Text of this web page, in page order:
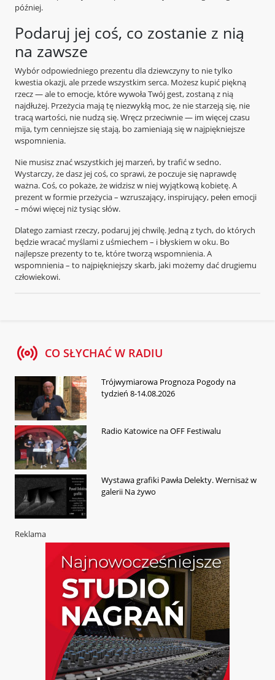
później.
Podaruj jej coś, co zostanie z nią
na zawsze
Wybór odpowiedniego prezentu dla dziewczyny to nie tylko
kwestia okazji, ale przede wszystkim serca. Możesz kupić piękną
rzecz — ale to emocje, które wywoła Twój gest, zostaną z nią
najdłużej. Przeżycia mają tę niezwykłą moc, że nie starzeją się, nie
tracą wartości, nie nudzą się. Wręcz przeciwnie — im więcej czasu
mija, tym cenniejsze się stają, bo zamieniają się w najpiękniejsze
wspomnienia.
Nie musisz znać wszystkich jej marzeń, by trafić w sedno.
Wystarczy, że dasz jej coś, co sprawi, że poczuje się naprawdę
ważna. Coś, co pokaże, że widzisz w niej wyjątkową kobietę. A
prezent w formie przeżycia – wzruszający, inspirujący, pełen emocji
– mówi więcej niż tysiąc słów.
Dlatego zamiast rzeczy, podaruj jej chwilę. Jedną z tych, do których
będzie wracać myślami z uśmiechem – i błyskiem w oku. Bo
najlepsze prezenty to te, które tworzą wspomnienia. A
wspomnienia – to najpiękniejszy skarb, jaki możemy dać drugiemu
człowiekowi.
CO SŁYCHAĆ W RADIU
Trójwymiarowa Prognoza Pogody na
tydzień 8-14.08.2026
Radio Katowice na OFF Festiwalu
Wystawa grafiki Pawła Delekty. Wernisaż w
galerii Na żywo
Reklama